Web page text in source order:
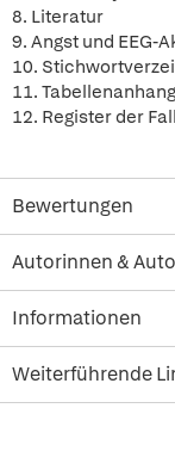
8. Literatur
9. Angst und
10.
11. Tabellenanhang
12. Register der
Bewertungen
Autorinnen &
Informationen
Weiterführende